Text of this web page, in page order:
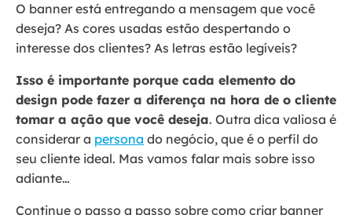
O banner está entregando a mensagem que você
deseja? As cores usadas estão despertando o
interesse dos clientes? As letras estão legíveis?
Isso é importante porque cada elemento do
design pode fazer a diferença na hora de o cliente
tomar a ação que você deseja. Outra dica valiosa é
considerar a persona do negócio, que é o perfil do
seu cliente ideal. Mas vamos falar mais sobre isso
adiante…
Continue o passo a passo sobre como criar banner